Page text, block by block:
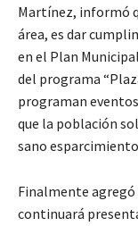
Martínez, informó
área, es dar
en el Plan
del programa
programan
que la población
sano
Finalmente agregó
continuará